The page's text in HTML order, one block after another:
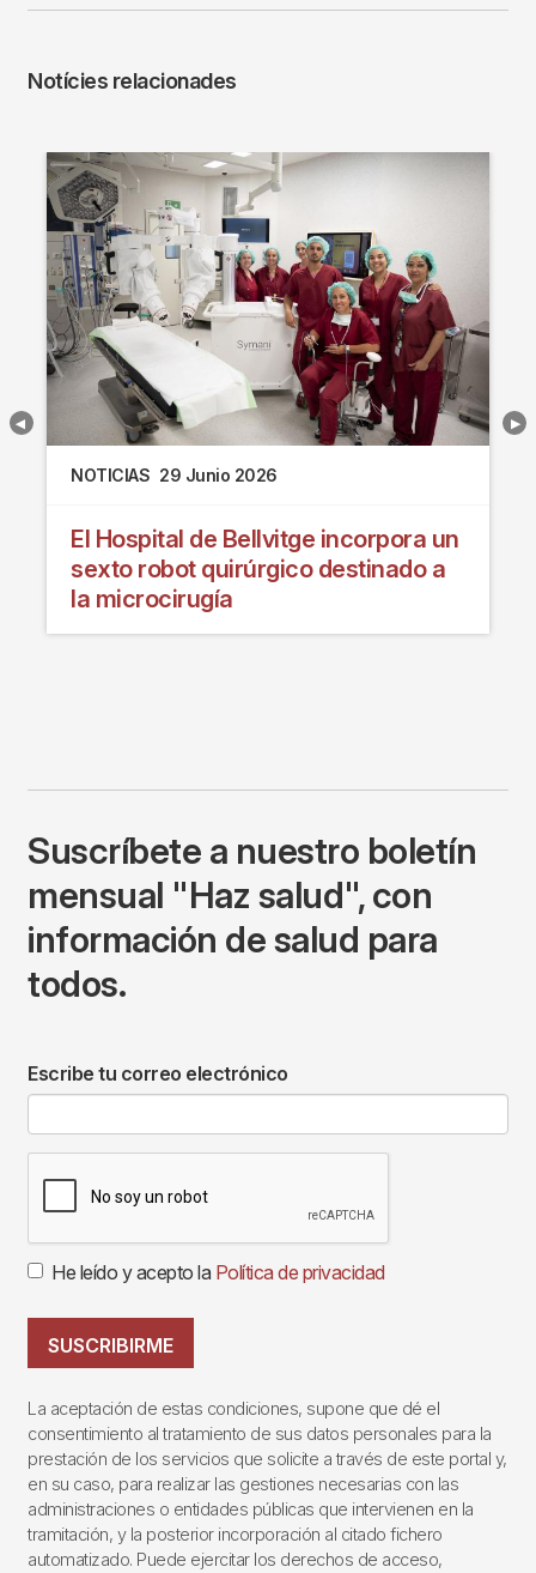
Notícies relacionades
NOTICIAS 29 Junio 2026
El Hospital de Bellvitge incorpora un
sexto robot quirúrgico destinado a
la microcirugía
Suscríbete a nuestro boletín
mensual "Haz salud", con
información de salud para
todos.
Escribe tu correo electrónico
He leído y acepto la Política de privacidad
SUSCRIBIRME
La aceptación de estas condiciones, supone que dé el
consentimiento al tratamiento de sus datos personales para la
prestación de los servicios que solicite a través de este portal y,
en su caso, para realizar las gestiones necesarias con las
administraciones o entidades públicas que intervienen en la
tramitación, y la posterior incorporación al citado fichero
automatizado. Puede ejercitar los derechos de acceso,